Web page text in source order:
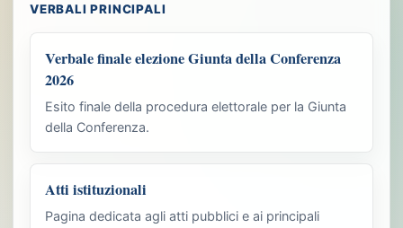
VERBALI PRINCIPALI
Verbale finale elezione Giunta della Conferenza
2026
Esito finale della procedura elettorale per la Giunta
della Conferenza.
Atti istituzionali
Pagina dedicata agli atti pubblici e ai principali